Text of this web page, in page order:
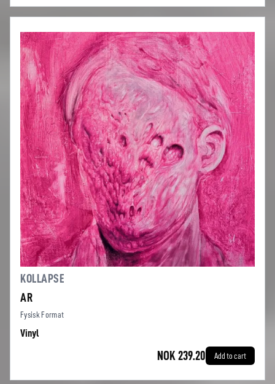
KOLLAPSE
AR
Fysisk Format
Vinyl
NOK 239.20 Add to cart